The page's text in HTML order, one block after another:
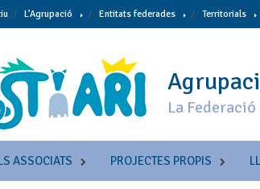
L’Agrupació Entitats federades Territorials
La
ASSOCIATS PROJECTES PROPIS